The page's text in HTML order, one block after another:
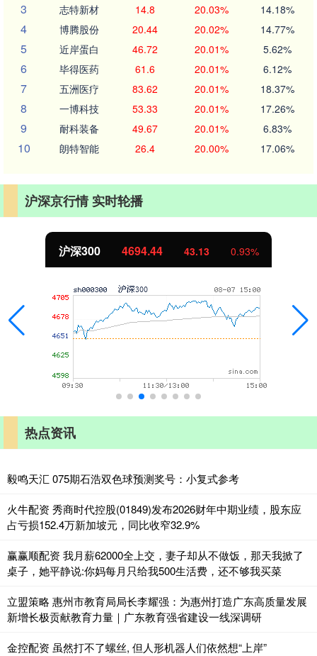
3 志特新材 14.8 20.03% 14.18%
4 博腾股份 20.44 20.02% 14.77%
5 近岸蛋白 46.72 20.01% 5.62%
6 毕得医药 61.6 20.01% 6.12%
7 五洲医疗 83.62 20.01% 18.37%
8 一博科技 53.33 20.01% 17.26%
9 耐科装备 49.67 20.01% 6.83%
10 朗特智能 26.4 20.00% 17.06%
沪深京行情 实时轮播
北证50 1134.24
热点资讯
毅鸣天汇 075期石浩双色球预测奖号：小复式参考
火牛配资 秀商时代控股(01849)发布2026财年中期业绩，股东应
占亏损152.4万新加坡元，同比收窄32.9%
赢赢顺配资 我月薪62000全上交，妻子却从不做饭，那天我掀了
桌子，她平静说:你妈每月只给我500生活费，还不够我买菜
立盟策略 惠州市教育局局长李耀强：为惠州打造广东高质量发展
新增长极贡献教育力量｜广东教育强省建设一线深调研
金控配资 虽然打不了螺丝, 但人形机器人们依然想“上岸”